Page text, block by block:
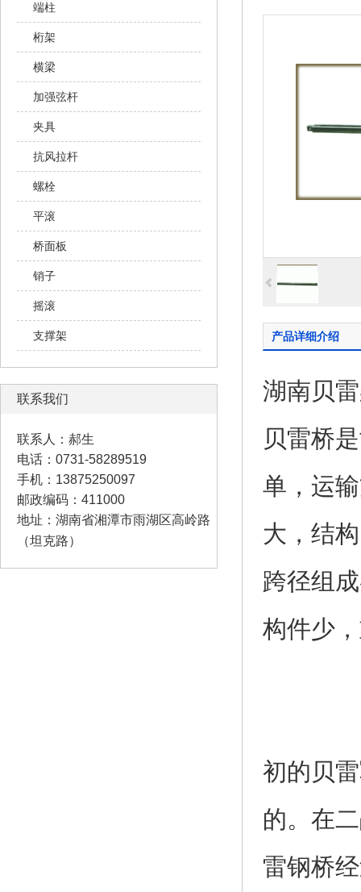
产品详细介绍
湖南贝
贝雷桥
单，运
大，结
跨径组
构件少
初的贝
的。在
雷钢桥
端柱
桁架
横梁
加强弦杆
夹具
抗风拉杆
螺栓
平滚
桥面板
销子
摇滚
支撑架
联系我们
联系人：郝生
电话：0731-58289519
手机：13875250097
邮政编码：411000
地址：湖南省湘潭市雨湖区高岭路
（坦克路）